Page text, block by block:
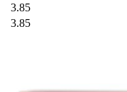
3.85
3.85